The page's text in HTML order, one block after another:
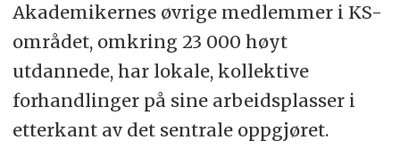
Fjorårets tillegg er derfor en del av
rammen i lønnsoppgjøret året etter,
altså penger som allerede er gitt i
lønnsvekst.
Akademikernes øvrige medlemmer i KS-
området, omkring 23 000 høyt
utdannede, har lokale, kollektive
forhandlinger på sine arbeidsplasser i
etterkant av det sentrale oppgjøret.